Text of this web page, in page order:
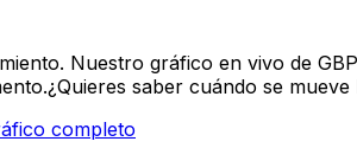
Nuestro gráfico en vivo de
saber cuándo se
completo